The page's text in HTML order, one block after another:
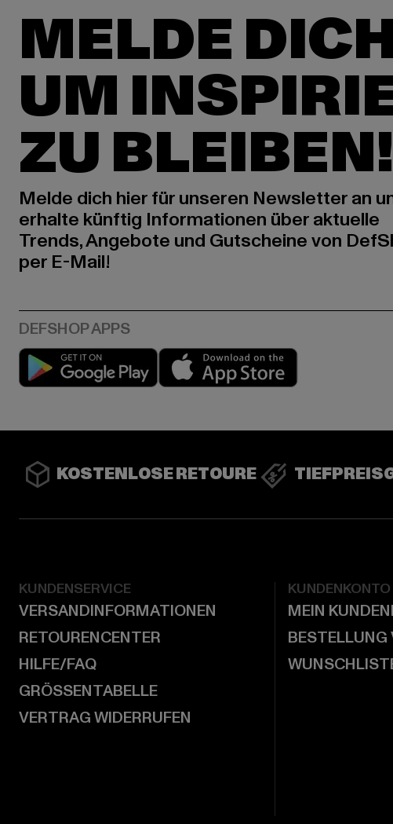
MELDE
UM
ZU BLEIBEN!
Melde dich hier für unseren Newsletter an
erhalte künftig Informationen über aktuelle
Trends, Angebote und Gutscheine von
per E-Mail!
Play market
KOSTENLOSE RETOURE
KUNDENSERVICE
VERSANDINFORMATIONEN
RETOURENCENTER
HILFE/FAQ
GRÖSSENTABELLE
VERTRAG WIDERRUFEN
KUNDENKONTO
MEIN
BESTELLUNG